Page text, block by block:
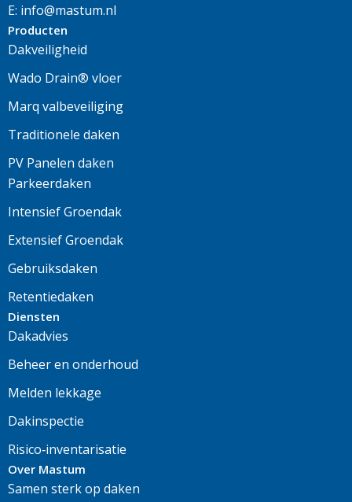
E: info@mastum.nl
Producten
Dakveiligheid
Wado Drain® vloer
Marq valbeveiliging
Traditionele daken
PV Panelen daken
Parkeerdaken
Intensief Groendak
Extensief Groendak
Gebruiksdaken
Retentiedaken
Diensten
Dakadvies
Beheer en onderhoud
Melden lekkage
Dakinspectie
Risico‑inventarisatie
Over Mastum
Samen sterk op daken